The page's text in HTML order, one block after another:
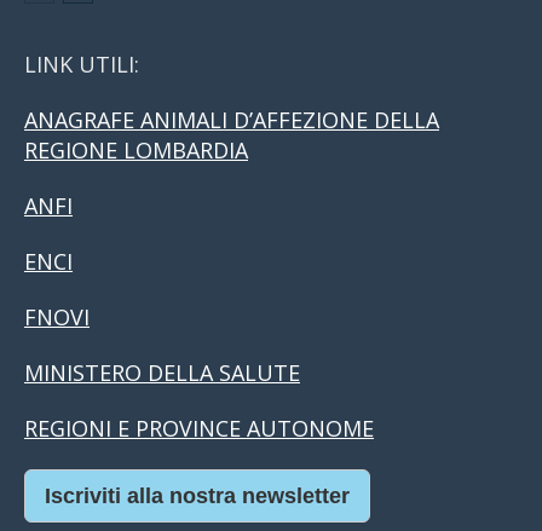
LINK UTILI:
ANAGRAFE ANIMALI D’AFFEZIONE DELLA
REGIONE LOMBARDIA
ANFI
ENCI
FNOVI
MINISTERO DELLA SALUTE
REGIONI E PROVINCE AUTONOME
Iscriviti alla nostra newsletter